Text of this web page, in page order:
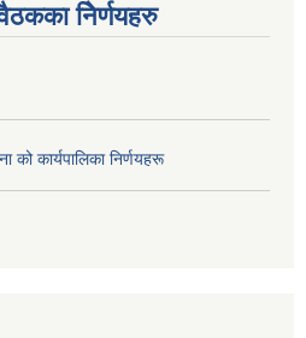
निेर्णयहरु
कार्यपालिका निर्णयहरू